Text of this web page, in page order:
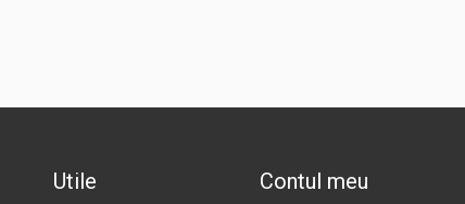
Utile Contul meu